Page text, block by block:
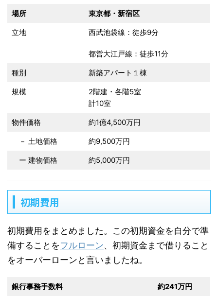
場所 東京都・新宿区
立地 西武池袋線：徒歩9分
都営大江戸線：徒歩11分
種別 新築アパート１棟
規模
2階建・各階5室
計10室
物件価格 約1億4,500万円
－ 土地価格 約9,500万円
ー 建物価格 約5,000万円
初期費用
初期費用をまとめました。この初期資金を自分で準
備することをフルローン、初期資金まで借りること
をオーバーローンと言いましたね。
銀行事務手数料 約241万円